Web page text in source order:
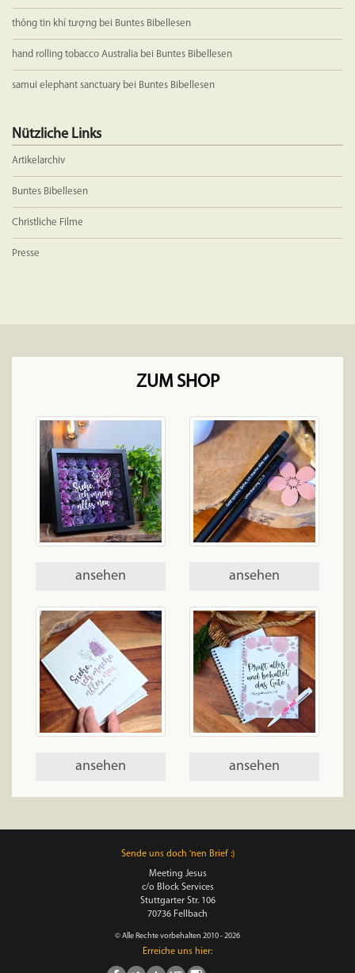
thông tin khí tượng bei Buntes Bibellesen
hand rolling tobacco Australia bei Buntes Bibellesen
samui elephant sanctuary bei Buntes Bibellesen
Nützliche Links
Artikelarchiv
Buntes Bibellesen
Christliche Filme
Presse
ZUM SHOP
ansehen ansehen
ansehen ansehen
Sende uns doch 'nen Brief :)
Meeting Jesus
c/o Block Services
Stuttgarter Str. 106
70736 Fellbach
© Alle Rechte vorbehalten 2010 - 2026
Erreiche uns hier: